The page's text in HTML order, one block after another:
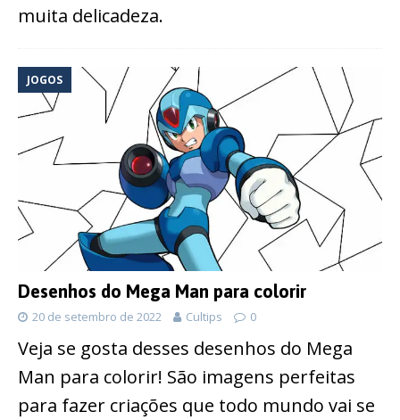
muita delicadeza.
JOGOS
Desenhos do Mega Man para colorir
20 de setembro de 2022 Cultips 0
Veja se gosta desses desenhos do Mega
Man para colorir! São imagens perfeitas
para fazer criações que todo mundo vai se